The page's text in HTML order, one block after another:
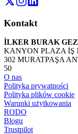
Kontakt
İLKER BURAK
KANYON PLAZA İŞ
302 MURATPAŞA
50
O nas
Polityka prywatności
Polityka plików cookie
Warunki użytkowania
RODO
Blogu
Trustpilot